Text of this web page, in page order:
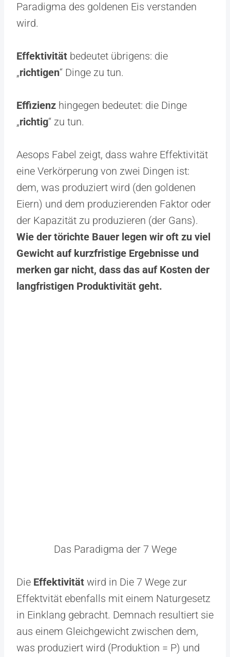
Paradigma des goldenen Eis verstanden
wird.
Effektivität bedeutet übrigens: die
„richtigen“ Dinge zu tun.
Effizienz hingegen bedeutet: die Dinge
„richtig“ zu tun.
Aesops Fabel zeigt, dass wahre Effektivität
eine Verkörperung von zwei Dingen ist:
dem, was produziert wird (den goldenen
Eiern) und dem produzierenden Faktor oder
der Kapazität zu produzieren (der Gans).
Wie der törichte Bauer legen wir oft zu viel
Gewicht auf kurzfristige Ergebnisse und
merken gar nicht, dass das auf Kosten der
langfristigen Produktivität geht.
Das Paradigma der 7 Wege
Die Effektivität wird in Die 7 Wege zur
Effektvität ebenfalls mit einem Naturgesetz
in Einklang gebracht. Demnach resultiert sie
aus einem Gleichgewicht zwischen dem,
was produziert wird (Produktion = P) und